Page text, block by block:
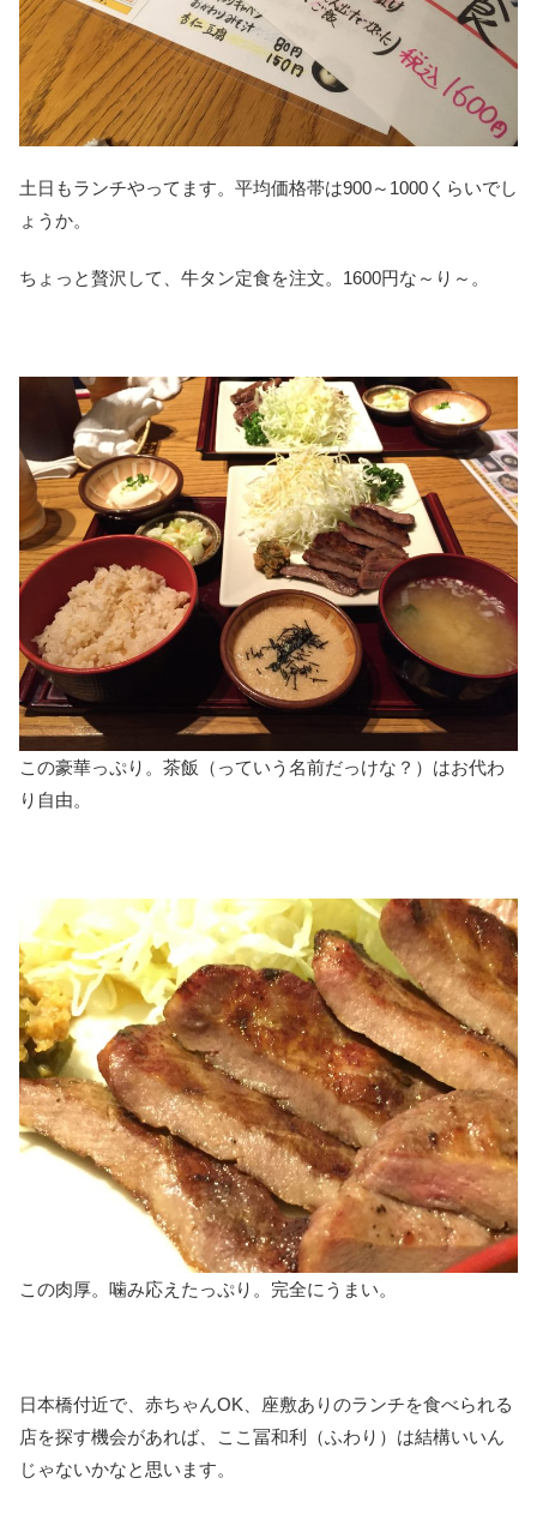
土日もランチやってます。平均価格帯は900～1000くらいでし
ょうか。
ちょっと贅沢して、牛タン定食を注文。1600円な～り～。
この豪華っぷり。茶飯（っていう名前だっけな？）はお代わ
り自由。
この肉厚。噛み応えたっぷり。完全にうまい。
日本橋付近で、赤ちゃんOK、座敷ありのランチを食べられる
店を探す機会があれば、ここ冨和利（ふわり）は結構いいん
じゃないかなと思います。